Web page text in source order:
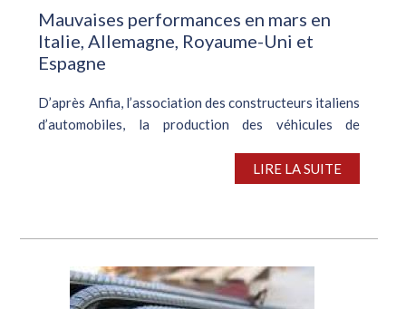
Mauvaises performances en mars en
Italie, Allemagne, Royaume-Uni et
Espagne
D’après Anfia, l’association des constructeurs italiens
d’automobiles, la production des véhicules de
trimestre. Ainsi, la production a plongé de 31,3% sur
LIRE LA SUITE